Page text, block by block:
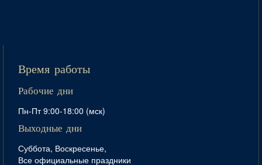
Время работы
Рабочие дни
Пн-Пт 9:00-18:00 (мск)
Выходные дни
Суббота, Воскресенье,
Все официальные праздники